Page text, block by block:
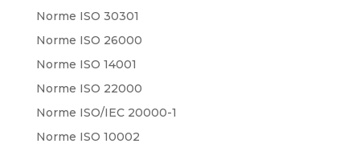
Norme ISO 30301
Norme ISO 26000
Norme ISO 14001
Norme ISO 22000
Norme ISO/IEC 20000-1
Norme ISO 10002